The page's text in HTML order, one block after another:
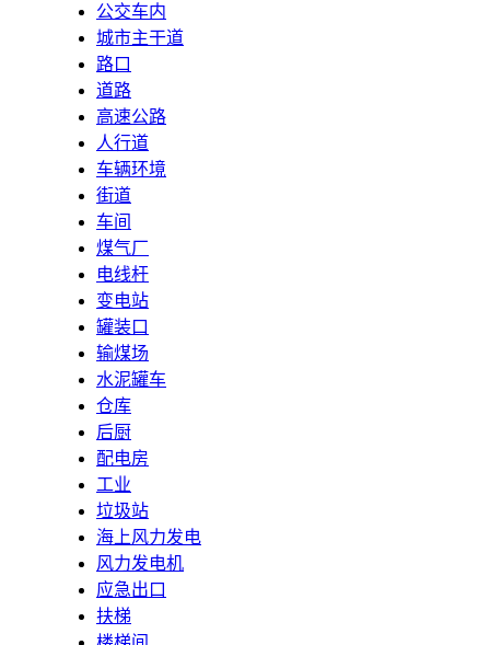
公交车内
城市主干道
路口
道路
高速公路
人行道
车辆环境
街道
车间
煤气厂
电线杆
变电站
罐装口
输煤场
水泥罐车
仓库
后厨
配电房
工业
垃圾站
海上风力发电
风力发电机
应急出口
扶梯